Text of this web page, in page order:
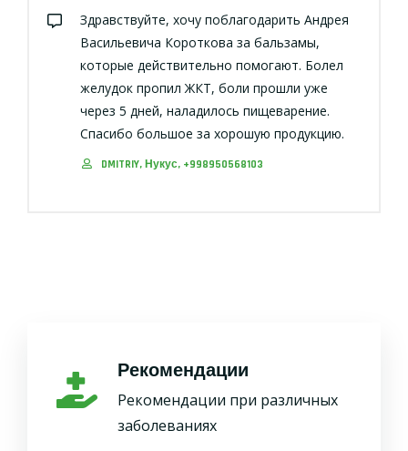
Здравствуйте, хочу поблагодарить Андрея
Васильевича Короткова за бальзамы,
которые действительно помогают. Болел
желудок пропил ЖКТ, боли прошли уже
через 5 дней, наладилось пищеварение.
Спасибо большое за хорошую продукцию.
DMITRIY, Нукус, +998950568103
Рекомендации
Рекомендации при различных
заболеваниях